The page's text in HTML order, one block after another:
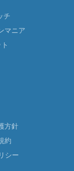
チ
マニア
方針
約
シー